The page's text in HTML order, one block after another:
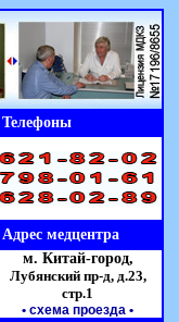
Телефоны
Адрес медцентра
м. Китай-город,
Лубянский пр-д, д.23,
стр.1
• схема проезда •